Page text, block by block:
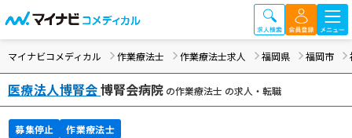
マイナビコメディカル 作業療法士 作業療法士求人 福岡県 福岡市
医療法人博腎会博腎会病院 の作業療法士 の求人・転職
募集停止 作業療法士